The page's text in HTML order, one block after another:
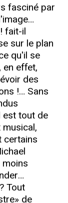
fasciné par
fait-il
sur le plan
qu'il se
en effet,
des
!… Sans
est tout de
certains
Tout
de